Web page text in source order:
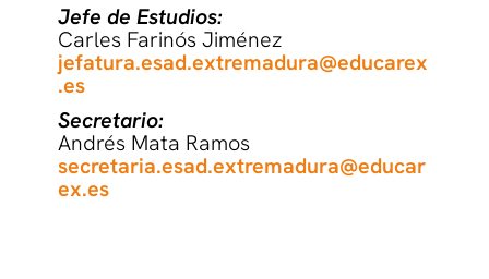
Jefe de Estudios:
Carles Farinós Jiménez
jefatura.esad.extremadura@educarex
.es
Secretario:
Andrés Mata Ramos
secretaria.esad.extremadura@educar
ex.es